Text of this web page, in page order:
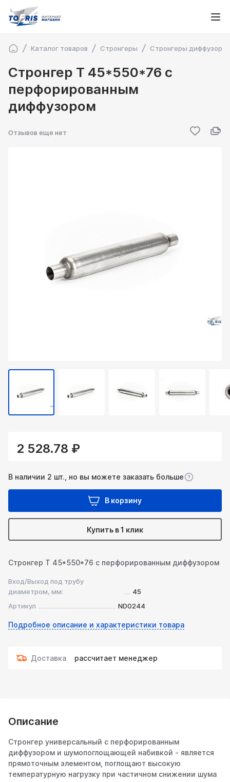
Каталог товаров Стронгеры Стронгеры
Стронгер Т 45*550*76 с
перфорированным
диффузором
Отзывов еще нет
2 528.78 ₽
В наличии 2 шт., но вы можете заказать больше
В корзину
Купить в 1 клик
Стронгер Т 45*550*76 с перфорированным диффузором
Вход/Выход под трубу
диаметром, мм:
45
Артикул
ND0244
Подробное описание и характеристики товара
Доставка рассчитает менеджер
Описание
Стронгер универсальный с перфорированным
диффузором и шумопоглощающей набивкой - является
прямоточным элементом, поглощают высокую
температурную нагрузку при частичном снижении шума